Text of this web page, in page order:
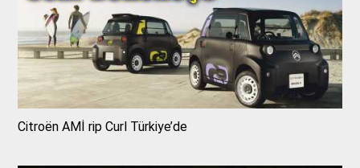
Citroën AMİ rip Curl Türkiye’de